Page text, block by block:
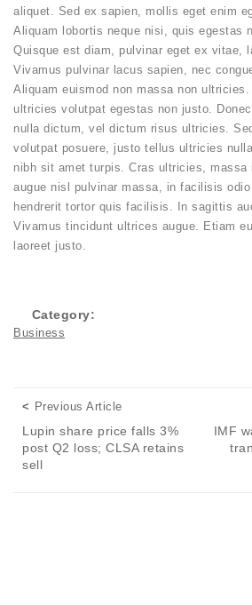
aliquet. Sed ex sapien, mollis eget enim
Aliquam lobortis neque nisi, quis egestas
Quisque est diam, pulvinar eget ex vitae,
Vivamus pulvinar lacus sapien, nec
Aliquam euismod non massa non
ultricies volutpat egestas non justo.
nulla dictum, vel dictum risus ultricies.
volutpat posuere, justo tellus ultricies
nibh sit amet turpis. Cras ultricies, massa
augue nisl pulvinar massa, in facilisis
hendrerit tortor quis facilisis. In sagittis
Vivamus tincidunt ultrices augue. Etiam
laoreet justo.
Category:
Business
Posts navigation
Previous ArticlePrevious Article
Lupin share price falls 3%
post Q2 loss; CLSA retains
sell
IMF